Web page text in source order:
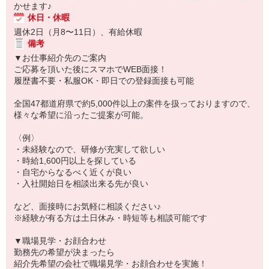
かせます♪
休日・休暇
週休2日（月8〜11日）、有給休暇
備考
▼お仕事紹介先のご案内
ご応募を頂いた後にスマホでWEB面接！
履歴書不要・私服OK・即日での登録面接も可能
全国47都道府県で約5,000件以上の案件を扱っておりますので、
様々な希望に沿ったご提案が可能。
〈例〉
・未経験なので、研修が充実して欲しい
・時給1,600円以上を探している
・自宅からなるべく近くが良い
・入社開始日を相談出来る先が良い
など、面接時にお気軽に相談ください♪
※経験が有る方は土日休み・時短等も相談可能です
▼職場見学・お顔合わせ
勤務先の希望が決まったら
紹介先希望の会社で職場見学・お顔合わせを実施！